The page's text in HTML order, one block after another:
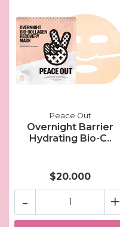
Peace Out
Overnight Barrier
Hydrating Bio-C..
$20.000
+
-